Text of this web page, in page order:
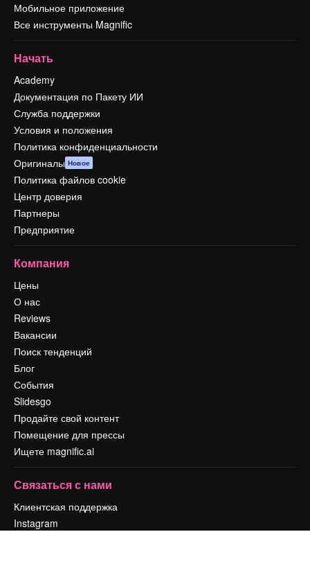
Мобильное приложение
Все инструменты Magnific
Начать
Academy
Документация по Пакету ИИ
Служба поддержки
Условия и положения
Политика конфиденциальности
Оригиналы Новое
Политика файлов cookie
Центр доверия
Партнеры
Предприятие
Компания
Цены
О нас
Reviews
Вакансии
Поиск тенденций
Блог
События
Slidesgo
Продайте свой контент
Помещение для прессы
Ищете magnific.ai
Связаться с нами
Клиентская поддержка
Instagram